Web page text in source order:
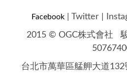
Facebook Twitter
2015 © OGC株式會社
台北市萬華區艋舺大道